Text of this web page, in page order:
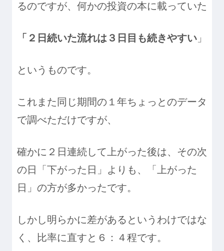
るのですが、何かの投資の本に載っていた
「２日続いた流れは３日目も続きやすい 」
というものです。
これまた同じ期間の１年ちょっとのデータ
で調べただけですが、
確かに２日連続して上がった後は、その次
の日「下がった日」よりも、「上がった
日」の方が多かったです。
しかし明らかに差があるというわけではな
く、比率に直すと６：４程です。